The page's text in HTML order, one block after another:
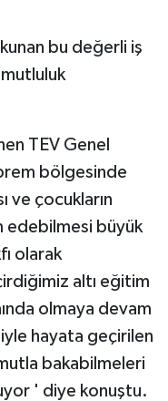
bu değerli iş
TEV Genel
bölgesinde
ve çocukların
edebilmesi büyük
olarak
altı eğitim
olmaya devam
hayata geçirilen
bakabilmeleri
' diye konuştu.